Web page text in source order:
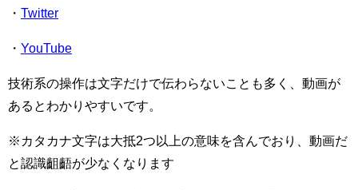
・ Twitter
・ YouTube
技術系の操作は文字だけで伝わらないことも多く、動画が
あるとわかりやすいです。
※カタカナ文字は大抵2つ以上の意味を含んでおり、動画だ
と認識齟齬が少なくなります